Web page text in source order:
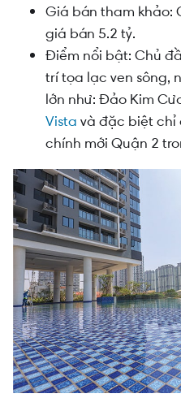
Giá bán tham khảo:
giá bán 5.2 tỷ.
Điểm nổi bật: Chủ
trí tọa lạc ven sông,
lớn như: Đảo Kim
Vista và đặc biệt
chính mới Quận 2